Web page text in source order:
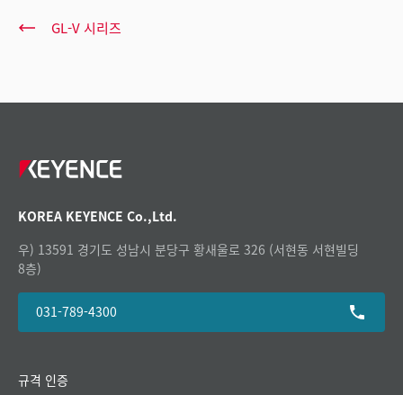
GL-V 시리즈
KOREA KEYENCE Co.,Ltd.
우) 13591 경기도 성남시 분당구 황새울로 326 (서현동 서현빌딩
8층)
031-789-4300
규격 인증